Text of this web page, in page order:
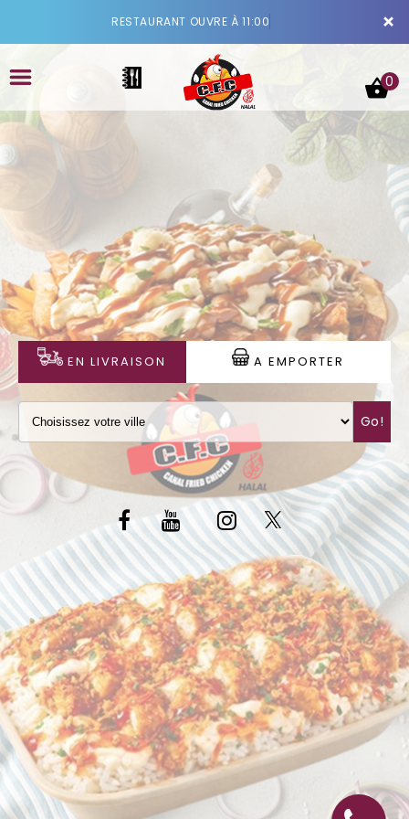
×
RESTAURANT OUVRE À 11:00
LA CARTE
VOTRE COMPTE
NOTRE RESTAURANT
VOS AVIS
MENTIONS LÉGALES
C.G.V
0
EN LIVRAISON A EMPORTER
Go!